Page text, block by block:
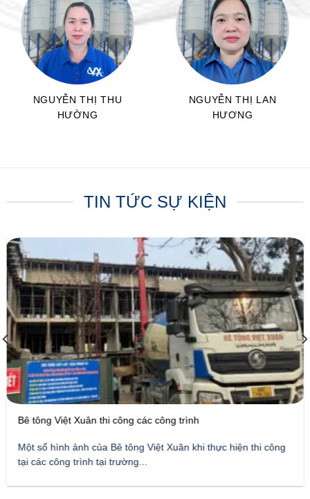
NGUYỄN THỊ THU
HƯỜNG
NGUYỄN THỊ LAN
HƯƠNG
TIN TỨC SỰ KIỆN
Bê tông Việt Xuân thi công các công trình
Một số hình ảnh của Bê tông Việt Xuân khi thực hiện thi công
tại các công trình tại trường...